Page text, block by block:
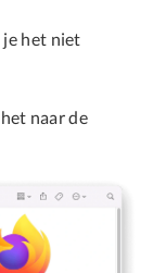
het niet
naar de